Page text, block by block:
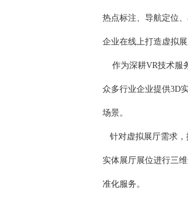
热点标注、导航定位
企业在线上打造虚拟
作为深耕VR技术服
众多行业企业提供3D
场景。
针对虚拟展厅需求
实体展厅展位进行三
准化服务。